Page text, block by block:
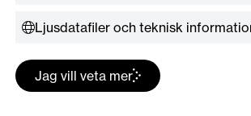
Ljusdatafiler och teknisk
Jag vill veta mer